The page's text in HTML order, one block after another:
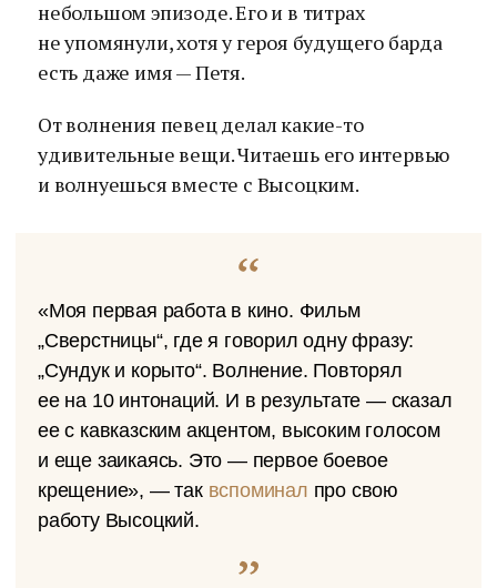
небольшом эпизоде. Его и в титрах
не упомянули, хотя у героя будущего барда
есть даже имя — Петя.
От волнения певец делал какие-то
удивительные вещи. Читаешь его интервью
и волнуешься вместе с Высоцким.
«Моя первая работа в кино. Фильм
„Сверстницы“, где я говорил одну фразу:
„Сундук и корыто“. Волнение. Повторял
ее на 10 интонаций. И в результате — сказал
ее с кавказским акцентом, высоким голосом
и еще заикаясь. Это — первое боевое
крещение», — так вспоминал про свою
работу Высоцкий.